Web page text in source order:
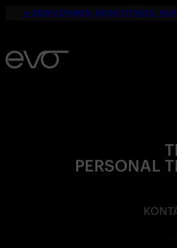
☀️ DEIN SOMMER. DEINE FITNESS.
PERSONAL